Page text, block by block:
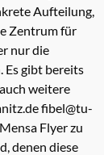
Aufteilung,
Zentrum für
nur die
Es gibt bereits
weitere
fibel@tu-
Flyer zu
denen diese